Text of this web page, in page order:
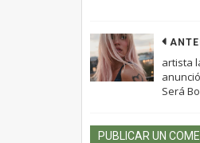
artista
Será
PUBLICAR UN